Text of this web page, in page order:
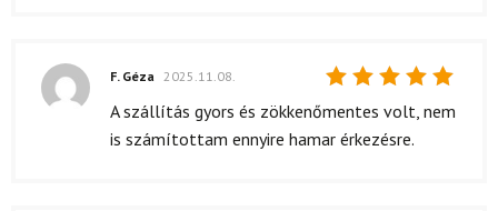
Értékelés:
F. Géza 2025.11.08.
A szállítás gyors és zökkenőmentes volt, nem
is számítottam ennyire hamar érkezésre.